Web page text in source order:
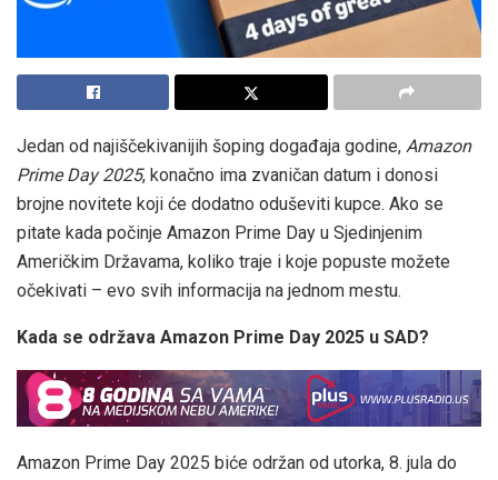
Jedan od najiščekivanijih šoping događaja godine, Amazon
Prime Day 2025, konačno ima zvaničan datum i donosi
brojne novitete koji će dodatno oduševiti kupce. Ako se
pitate kada počinje Amazon Prime Day u Sjedinjenim
Američkim Državama, koliko traje i koje popuste možete
očekivati – evo svih informacija na jednom mestu.
Kada se održava Amazon Prime Day 2025 u SAD?
Amazon Prime Day 2025 biće održan od utorka, 8. jula do